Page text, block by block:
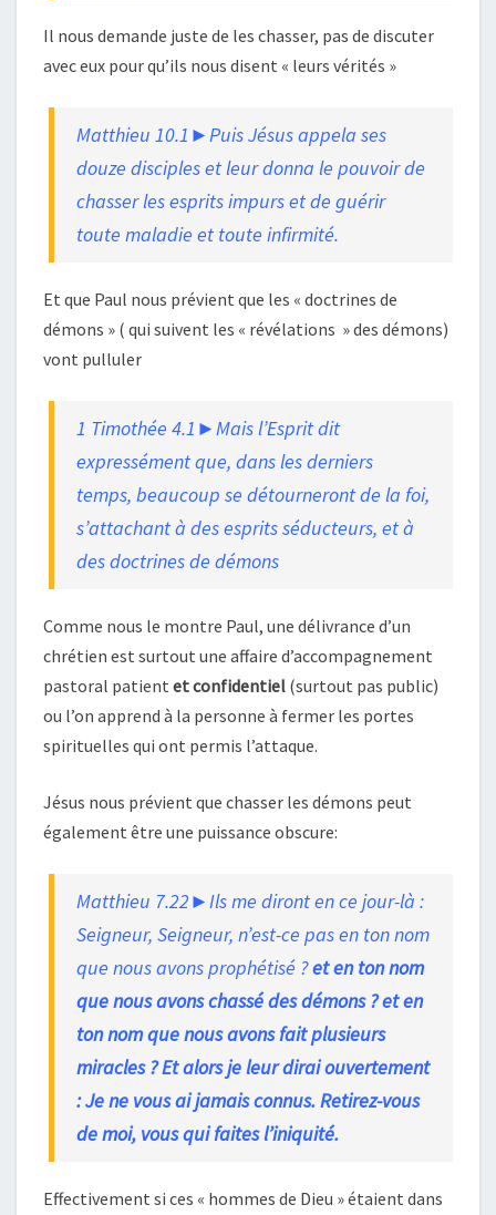
Il nous demande juste de les chasser, pas de discuter
avec eux pour qu’ils nous disent « leurs vérités »
Matthieu 10.1►Puis Jésus appela ses
douze disciples et leur donna le pouvoir de
chasser les esprits impurs et de guérir
toute maladie et toute infirmité.
Et que Paul nous prévient que les « doctrines de
démons » ( qui suivent les « révélations » des démons)
vont pulluler
1 Timothée 4.1►Mais l’Esprit dit
expressément que, dans les derniers
temps, beaucoup se détourneront de la foi,
s’attachant à des esprits séducteurs, et à
des doctrines de démons
Comme nous le montre Paul, une délivrance d’un
chrétien est surtout une affaire d’accompagnement
pastoral patient et confidentiel (surtout pas public)
ou l’on apprend à la personne à fermer les portes
spirituelles qui ont permis l’attaque.
Jésus nous prévient que chasser les démons peut
également être une puissance obscure:
Matthieu 7.22►Ils me diront en ce jour-là :
Seigneur, Seigneur, n’est-ce pas en ton nom
que nous avons prophétisé ?et en ton nom
que nous avons chassé des démons ? et en
ton nom que nous avons fait plusieurs
miracles ? Et alors je leur dirai ouvertement
: Je ne vous ai jamais connus. Retirez-vous
de moi, vous qui faites l’iniquité.
Effectivement si ces « hommes de Dieu » étaient dans